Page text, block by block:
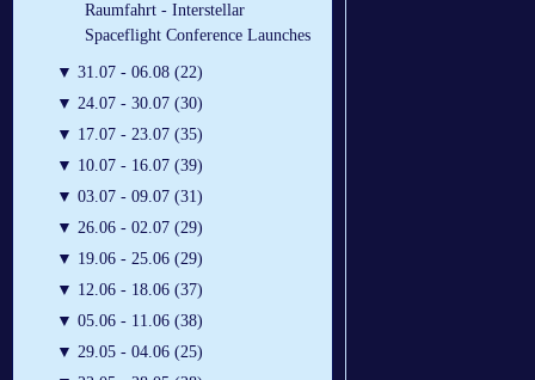
Raumfahrt - Interstellar
Spaceflight Conference Launches
▼ 31.07 - 06.08 (22)
▼ 24.07 - 30.07 (30)
▼ 17.07 - 23.07 (35)
▼ 10.07 - 16.07 (39)
▼ 03.07 - 09.07 (31)
▼ 26.06 - 02.07 (29)
▼ 19.06 - 25.06 (29)
▼ 12.06 - 18.06 (37)
▼ 05.06 - 11.06 (38)
▼ 29.05 - 04.06 (25)